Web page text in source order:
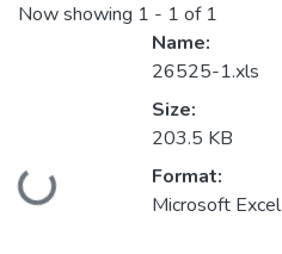
Now showing 1 - 1 of 1
Loading...
Name:
26525-1.xls
Size:
203.5 KB
Format:
Microsoft Excel